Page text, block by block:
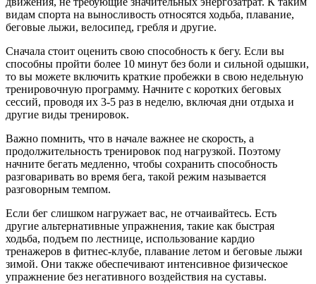
видам спорта на выносливость относятся ходьба, плавание,
беговые лыжи, велосипед, гребля и другие.
Сначала стоит оценить свою способность к бегу. Если вы
способны пройти более 10 минут без боли и сильной одышки,
то вы можете включить краткие пробежки в свою недельную
тренировочную программу. Начните с коротких беговых
сессий, проводя их 3-5 раз в неделю, включая дни отдыха и
другие виды тренировок.
Важно помнить, что в начале важнее не скорость, а
продолжительность тренировок под нагрузкой. Поэтому
начните бегать медленно, чтобы сохранить способность
разговаривать во время бега, такой режим называется
разговорным темпом.
Если бег слишком нагружает вас, не отчаивайтесь. Есть
другие альтернативные упражнения, такие как быстрая
ходьба, подъем по лестнице, использование кардио
тренажеров в фитнес-клубе, плавание летом и беговые лыжи
зимой. Они также обеспечивают интенсивное физическое
упражнение без негативного воздействия на суставы.